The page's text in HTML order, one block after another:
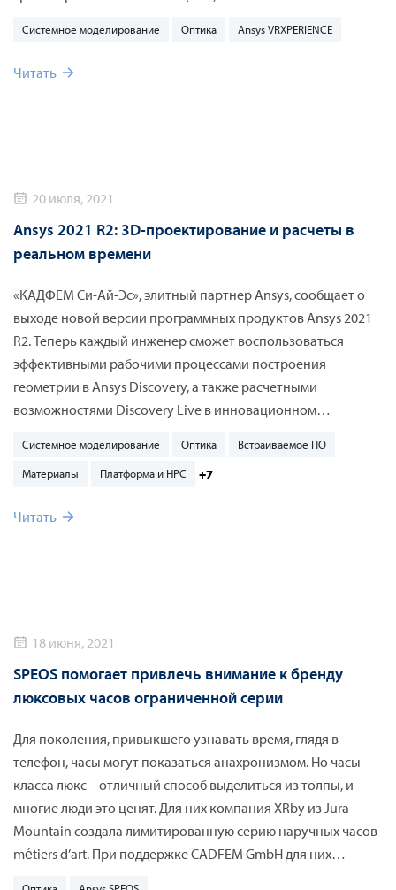
Системное моделирование Оптика Ansys VRXPERIENCE
Читать
20 июля, 2021
Ansys 2021 R2: 3D-проектирование и расчеты в
реальном времени
«КАДФЕМ Си-Ай-Эс», элитный партнер Ansys, сообщает о
выходе новой версии программных продуктов Ansys 2021
R2. Теперь каждый инженер сможет воспользоваться
эффективными рабочими процессами построения
геометрии в Ansys Discovery, а также расчетными
возможностями Discovery Live в инновационном
CAD-системами, отслеживание истории изменения и
возможность организации связи с проектом Ansys
сторонний инструмент и расчетный процесс в Ansys.
Системное моделирование Оптика Встраиваемое ПО
Материалы Платформа и HPC +7
Читать
18 июня, 2021
SPEOS помогает привлечь внимание к бренду
люксовых часов ограниченной серии
Для поколения, привыкшего узнавать время, глядя в
телефон, часы могут показаться анахронизмом. Но часы
класса люкс – отличный способ выделиться из толпы, и
многие люди это ценят. Для них компания XRby из Jura
Mountain создала лимитированную серию наручных часов
métiers d’art. При поддержке CADFEM GmbH для них